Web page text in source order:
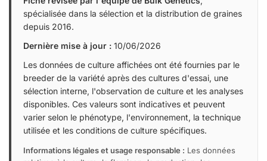
spécialisée dans la sélection et la distribution de graines
depuis 2016.
Dernière mise à jour : 10/06/2026
Les données de culture affichées ont été fournies par le
breeder de la variété après des cultures d'essai, une
sélection interne, l'observation de culture et les analyses
disponibles. Ces valeurs sont indicatives et peuvent
varier selon le phénotype, l'environnement, la technique
utilisée et les conditions de culture spécifiques.
Informations légales et usage responsable : Les données